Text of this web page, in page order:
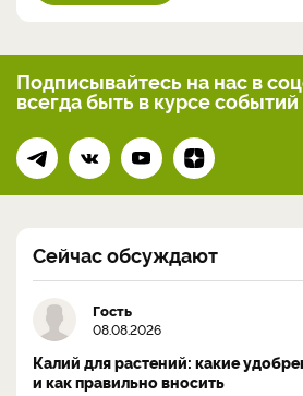
Подписывайтесь на нас в
всегдабыть в курсе событий
Сейчас обсуждают
Гость
08.08.2026
Калий для растений: какие
и как правильно вносить